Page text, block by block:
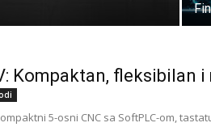
Kompaktan, fleksibilan i
5-osni CNC sa SoftPLC-om,